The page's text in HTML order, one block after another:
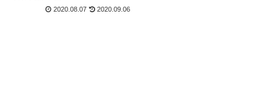
2020.08.07 2020.09.06